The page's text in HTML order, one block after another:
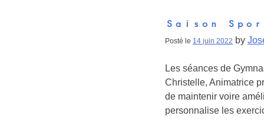
Saison
Posté le 14 juin 2022 by
Les séances de
Christelle, Animatrice
de maintenir voire
personnalise les